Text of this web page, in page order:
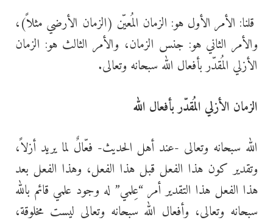
قلنا: الأمر الأول هو: الزمان المُعيّن (الزمان الأرضي مثلاً)،
والأمر الثاني هو: جنس الزمان، والأمر الثالث هو: الزمان
الأزلي المُقدّر بأفعال الله سبحانه وتعالى.
الزمان الأزلي المُقدّر بأفعال الله
الله سبحانه وتعالى -عند أهل الحديث- فعّالٌ لما يريد أزلاً،
وتقدير كون هذا الفعل قبل هذا الفعل، وهذا الفعل بعد
هذا الفعل هذا التقدير أمر “عِلمي” له وجود علمي قائم بالله
سبحانه وتعالى، وأفعال الله سبحانه وتعالى ليست مخلوقة،